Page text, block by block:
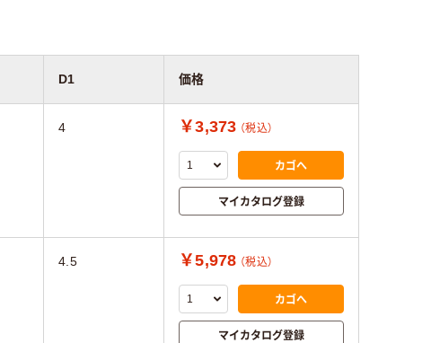
D1 価格
4 ￥3,373 （税込）
カゴへ
マイカタログ登録
4.5 ￥5,978 （税込）
カゴへ
マイカタログ登録